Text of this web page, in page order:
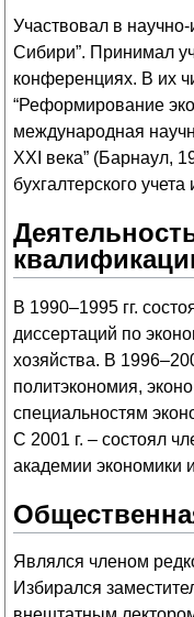
Участвовал в
Сибири”. Принимал
конференциях. В их
“Реформирование
международная
XXI века” (Барнаул,
бухгалтерского
В 1990–1995 гг.
диссертаций по
хозяйства. В
политэкономия,
специальностям
С 2001 г. – состоял
академии экономики
Являлся членом
Избирался